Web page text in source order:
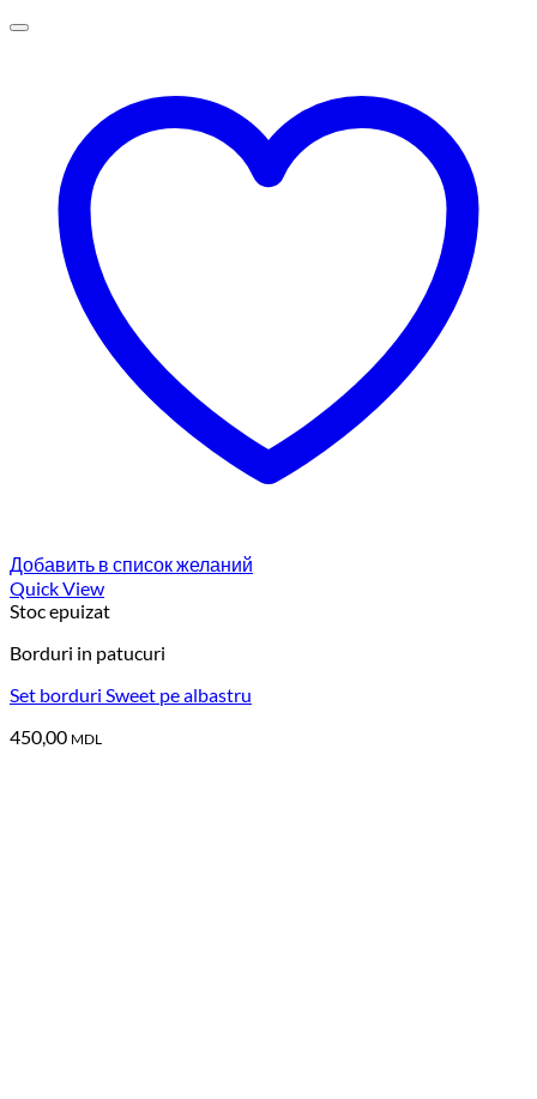
Добавить в список желаний
Quick View
Stoc epuizat
Borduri in patucuri
Set borduri Sweet pe albastru
450,00 MDL